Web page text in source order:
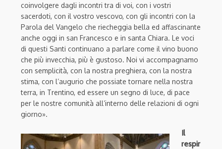
coinvolgere dagli incontri tra di voi, con i vostri
sacerdoti, con il vostro vescovo, con gli incontri con la
Parola del Vangelo che riecheggia bella ed affascinante
anche oggi in san Francesco e in santa Chiara. Le voci
di questi Santi continuano a parlare come il vino buono
che più invecchia, più è gustoso. Noi vi accompagnamo
con semplicità, con la nostra preghiera, con la nostra
stima, con l’augurio che possiate tornare nella nostra
terra, in Trentino, ed essere un segno di luce, di pace
per le nostre comunità all’interno delle relazioni di ogni
giorno».
Il
respir